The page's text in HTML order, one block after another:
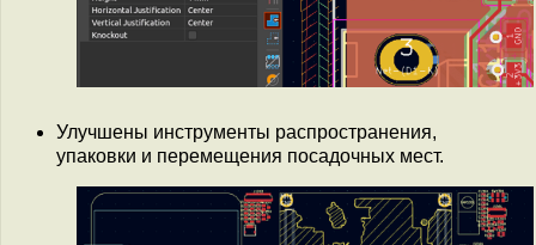
Улучшены инструменты распространения,
упаковки и перемещения посадочных мест.